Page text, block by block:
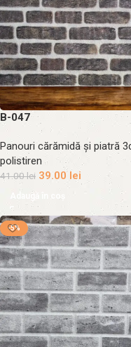
B-047
Panouri cărămidă și piatră
polistiren
41.00lei 39.00lei
Adaugă în coș
-5%